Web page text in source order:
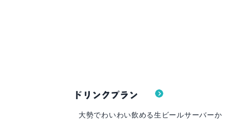
ドリンクプラン
大勢でわいわい飲める生ビールサーバーか